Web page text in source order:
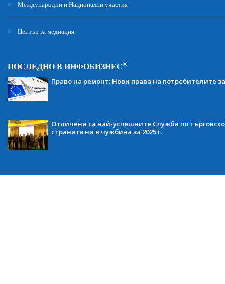
Международни и Национални участия
Център за медиация
ПОСЛЕДНО В ИНФОБИЗНЕС®
Право на ремонт: Нови права на потребителите
Отличени са най-успешните Служби по
страната ни в чужбина за 2025 г.